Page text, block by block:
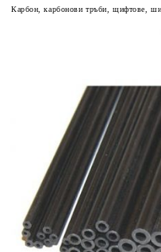
Карбон, карбонови тръби, щифтове,